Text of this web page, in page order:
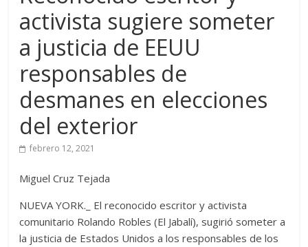
activista sugiere someter
a justicia de EEUU
responsables de
desmanes en elecciones
del exterior
febrero 12, 2021
Miguel Cruz Tejada
NUEVA YORK._ El reconocido escritor y activista
comunitario Rolando Robles (El Jabalí), sugirió someter a
la justicia de Estados Unidos a los responsables de los